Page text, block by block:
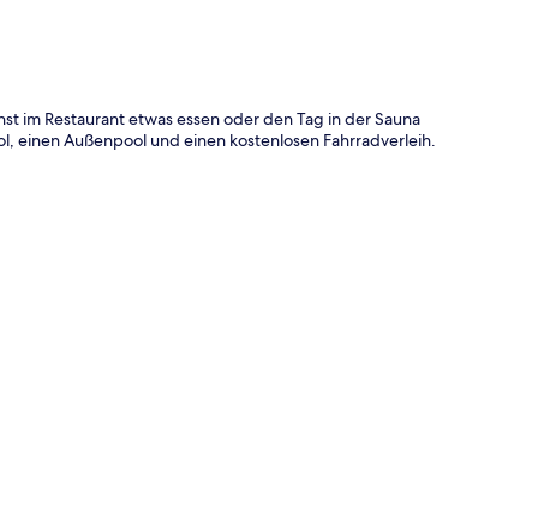
im Restaurant etwas essen oder den Tag in der Sauna
einen Außenpool und einen kostenlosen Fahrradverleih.